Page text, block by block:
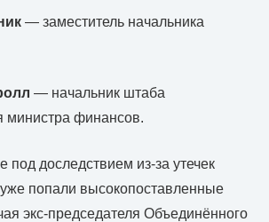
— заместитель начальника
— начальник штаба
министра финансов.
под доследствием из-за утечек
попали высокопоставленные
экс-председателя Объединённого